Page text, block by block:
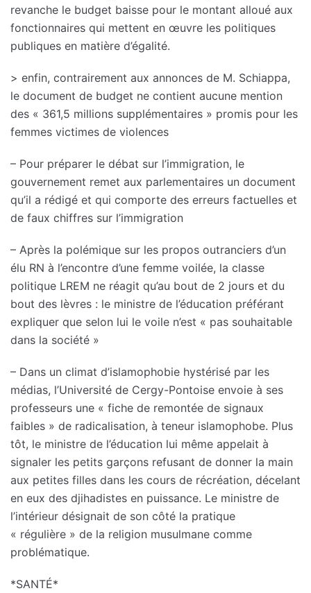
revanche le budget baisse pour le montant alloué aux
fonctionnaires qui mettent en œuvre les politiques
publiques en matière d’égalité.
> enfin, contrairement aux annonces de M. Schiappa,
le document de budget ne contient aucune mention
des « 361,5 millions supplémentaires » promis pour les
femmes victimes de violences
– Pour préparer le débat sur l’immigration, le
gouvernement remet aux parlementaires un document
qu’il a rédigé et qui comporte des erreurs factuelles et
de faux chiffres sur l’immigration
– Après la polémique sur les propos outranciers d’un
élu RN à l’encontre d’une femme voilée, la classe
politique LREM ne réagit qu’au bout de 2 jours et du
bout des lèvres : le ministre de l’éducation préférant
expliquer que selon lui le voile n’est « pas souhaitable
dans la société »
– Dans un climat d’islamophobie hystérisé par les
médias, l’Université de Cergy-Pontoise envoie à ses
professeurs une « fiche de remontée de signaux
faibles » de radicalisation, à teneur islamophobe. Plus
tôt, le ministre de l’éducation lui même appelait à
signaler les petits garçons refusant de donner la main
aux petites filles dans les cours de récréation, décelant
en eux des djihadistes en puissance. Le ministre de
l’intérieur désignait de son côté la pratique
« régulière » de la religion musulmane comme
problématique.
*SANTÉ*